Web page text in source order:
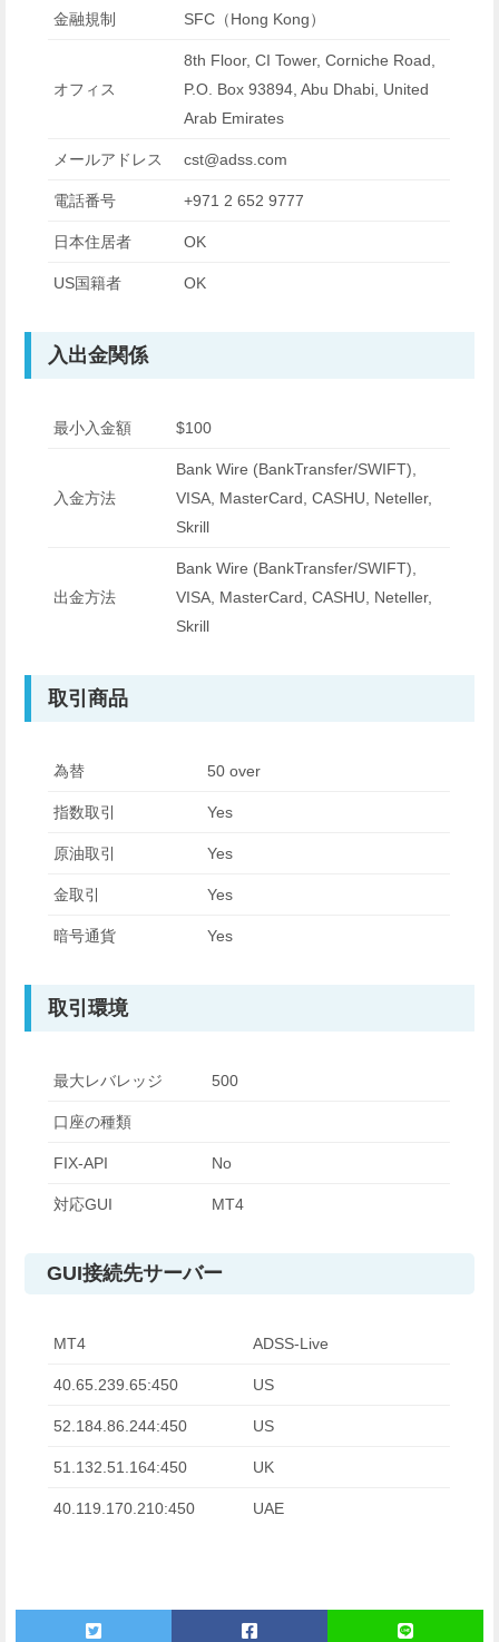
金融規制 SFC（Hong Kong）
オフィス
8th Floor, CI Tower, Corniche Road,
P.O. Box 93894, Abu Dhabi, United
Arab Emirates
メールアドレス cst@adss.com
電話番号 +971 2 652 9777
日本住居者 OK
US国籍者 OK
入出金関係
最小入金額 $100
入金方法
Bank Wire (BankTransfer/SWIFT),
VISA, MasterCard, CASHU, Neteller,
Skrill
出金方法
Bank Wire (BankTransfer/SWIFT),
VISA, MasterCard, CASHU, Neteller,
Skrill
取引商品
為替 50 over
指数取引 Yes
原油取引 Yes
金取引 Yes
暗号通貨 Yes
取引環境
最大レバレッジ 500
口座の種類
FIX-API No
対応GUI MT4
GUI接続先サーバー
MT4 ADSS-Live
40.65.239.65:450 US
52.184.86.244:450 US
51.132.51.164:450 UK
40.119.170.210:450 UAE